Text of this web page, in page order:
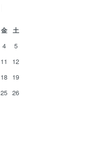
金
土
4
5
11
12
18 19
25 26